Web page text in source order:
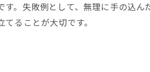
。失敗例として、無理に手の込ん
ることが大切です。